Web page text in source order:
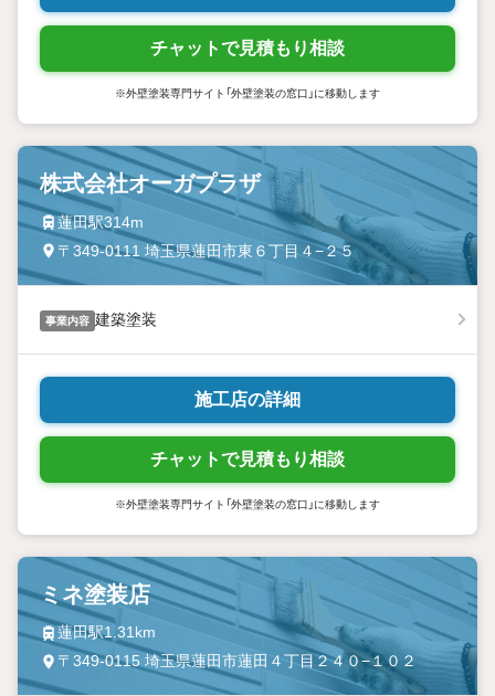
チャットで見積もり相談
※外壁塗装専門サイト「外壁塗装の窓口」に移動します
株式会社オーガプラザ
蓮田駅314m
〒349-0111 埼玉県蓮田市東６丁目４−２５
事業内容 建築塗装
施工店の詳細
チャットで見積もり相談
※外壁塗装専門サイト「外壁塗装の窓口」に移動します
ミネ塗装店
蓮田駅1.31km
〒349-0115 埼玉県蓮田市蓮田４丁目２４０−１０２